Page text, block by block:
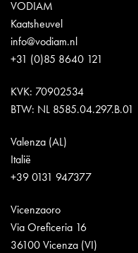
VODIAM
Kaatsheuvel
info@vodiam.nl
+31 (0)85 8640 121
KVK: 70902534
BTW: NL 8585.04.297.B.01
Valenza (AL)
Italië
+39 0131 947377
Vicenzaoro
Via Oreficeria 16
36100 Vicenza (VI)